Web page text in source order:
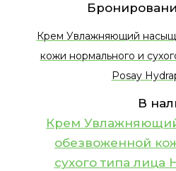
Крем Увлажняющий
кожи нормального и
Posay
В
Крем
обезвоженной
сухого типа лица